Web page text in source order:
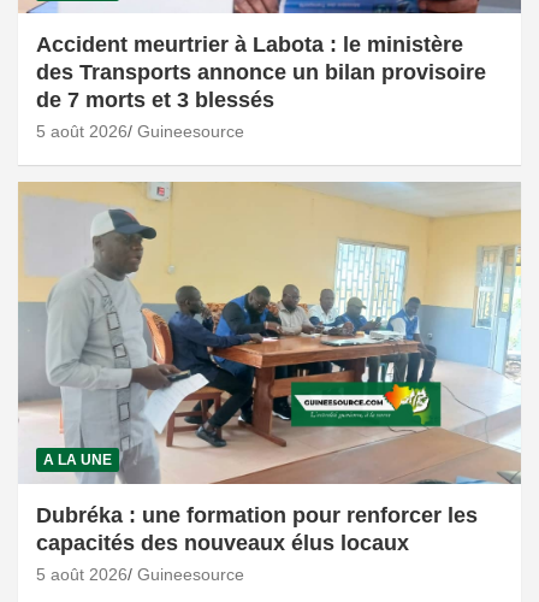
Accident meurtrier à Labota : le ministère
des Transports annonce un bilan provisoire
de 7 morts et 3 blessés
5 août 2026 Guineesource
A LA UNE
Dubréka : une formation pour renforcer les
capacités des nouveaux élus locaux
5 août 2026 Guineesource